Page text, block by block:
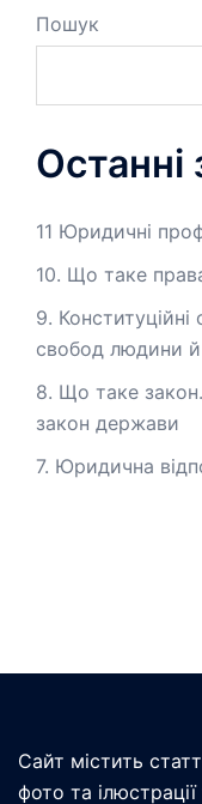
Пошук
Останні
11 Юридичні
10. Що таке
9. Конституційні
свобод людини
8. Що таке
закон держави
7. Юридична
Сайт містить
фото та ілюстрації